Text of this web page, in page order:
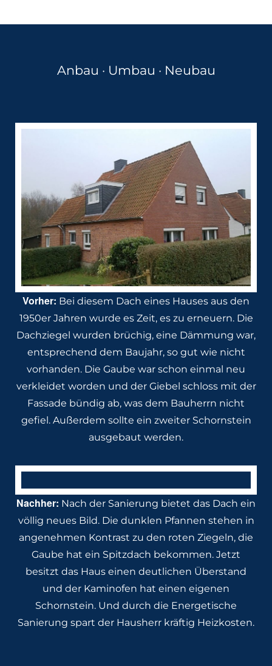
Anbau · Umbau · Neubau
Vorher: Bei diesem Dach eines Hauses aus den
1950er Jahren wurde es Zeit, es zu erneuern. Die
Dachziegel wurden brüchig, eine Dämmung war,
entsprechend dem Baujahr, so gut wie nicht
vorhanden. Die Gaube war schon einmal neu
verkleidet worden und der Giebel schloss mit der
Fassade bündig ab, was dem Bauherrn nicht
gefiel. Außerdem sollte ein zweiter Schornstein
ausgebaut werden.
Nachher: Nach der Sanierung bietet das Dach ein
völlig neues Bild. Die dunklen Pfannen stehen in
angenehmen Kontrast zu den roten Ziegeln, die
Gaube hat ein Spitzdach bekommen. Jetzt
besitzt das Haus einen deutlichen Überstand
und der Kaminofen hat einen eigenen
Schornstein. Und durch die Energetische
Sanierung spart der Hausherr kräftig Heizkosten.